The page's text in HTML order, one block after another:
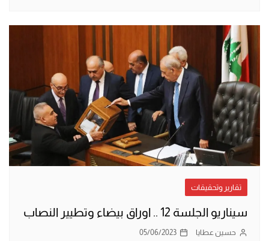
تقارير وتحقيقات
سيناريو الجلسة 12 .. اوراق بيضاء وتطيير النصاب
حسين عطايا 05/06/2023